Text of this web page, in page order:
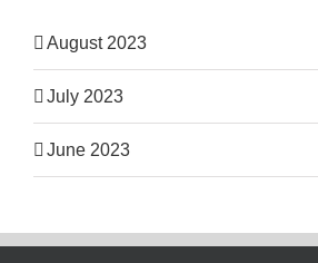
August 2023
July 2023
June 2023